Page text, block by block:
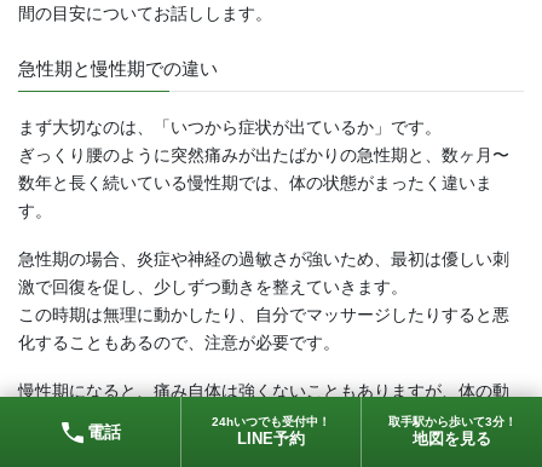
間の目安についてお話しします。
急性期と慢性期での違い
まず大切なのは、「いつから症状が出ているか」です。
ぎっくり腰のように突然痛みが出たばかりの急性期と、数ヶ月〜
数年と長く続いている慢性期では、体の状態がまったく違いま
す。
急性期の場合、炎症や神経の過敏さが強いため、最初は優しい刺
激で回復を促し、少しずつ動きを整えていきます。
この時期は無理に動かしたり、自分でマッサージしたりすると悪
化することもあるので、注意が必要です。
慢性期になると、痛み自体は強くないこともありますが、体の動
かし方や筋肉の使い方にクセがついてしまっていることが多く、
回復には時間がかかる場合もあります。
電話 24hいつでも受付中！
LINE予約
取手駅から歩いて3分！
地図を見る